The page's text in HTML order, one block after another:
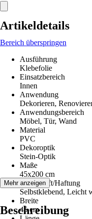
Artikeldetails
Bereich überspringen
Ausführung
Klebefolie
Einsatzbereich
Innen
Anwendung
Dekorieren,
Anwendungsbereich
Möbel, Tür, Wand
Material
PVC
Dekoroptik
Stein-Optik
Maße
45x200 cm
Klebekraft/Haftung
Selbstklebend, Leicht
Breite
45 cm
Mehr anzeigen
Beschreibung